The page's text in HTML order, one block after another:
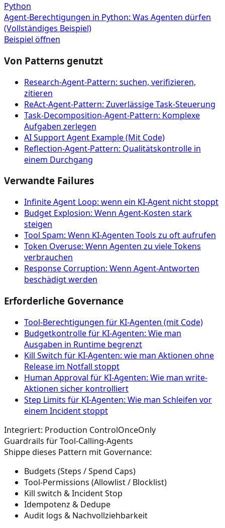
Python
Agent-Berechtigungen in Python: Was Agenten dürfen
(Vollständiges Beispiel)
Beispiel öffnen
Von Patterns genutzt
Research-Agent-Pattern: suchen, verifizieren,
zitieren
ReAct-Agent-Pattern: Zuverlässige Task-Steuerung
Task-Decomposition-Agent-Pattern: Komplexe
Aufgaben zerlegen
AI Support Agent Example (Mit Code)
Reflection-Agent-Pattern: Qualitätskontrolle in
einem Durchgang
Verwandte Failures
Infinite Agent Loop: wenn ein KI-Agent nicht stoppt
Budget Explosion: Wenn Agent-Kosten stark
steigen
Tool Spam: Wenn KI-Agenten Tools zu oft aufrufen
Token Overuse: Wenn Agenten zu viele Tokens
verbrauchen
Response Corruption: Wenn Agent-Antworten
beschädigt werden
Erforderliche Governance
Tool‑Berechtigungen für KI‑Agenten (mit Code)
Budgetkontrolle für KI-Agenten: Wie man
Ausgaben in Runtime begrenzt
Kill Switch für KI-Agenten: wie man Aktionen ohne
Release im Notfall stoppt
Human Approval für KI-Agenten: Wie man write-
Aktionen sicher kontrolliert
Step Limits für KI-Agenten: Wie man Schleifen vor
einem Incident stoppt
Integriert: Production ControlOnceOnly
Guardrails für Tool-Calling-Agents
Shippe dieses Pattern mit Governance:
Budgets (Steps / Spend Caps)
Tool-Permissions (Allowlist / Blocklist)
Kill switch & Incident Stop
Idempotenz & Dedupe
Audit logs & Nachvollziehbarkeit